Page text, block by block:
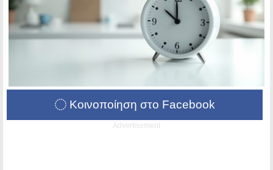
Κοινοποίηση στο Facebook
Advertisement